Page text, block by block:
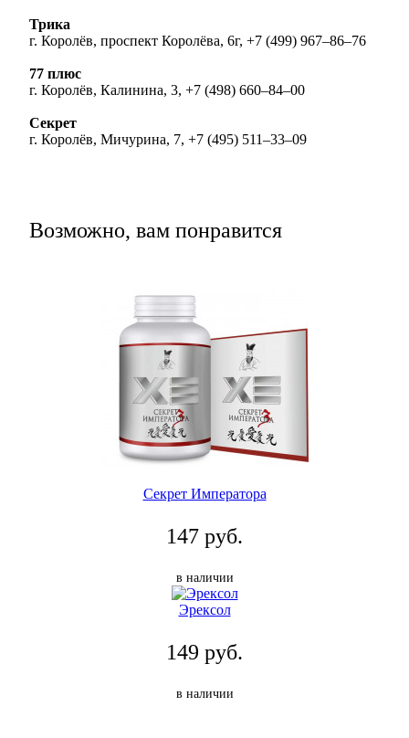
Трика
г. Королёв, проспект Королёва, 6г, +7 (499) 967‒86‒76
77 плюс
г. Королёв, Калинина, 3, +7 (498) 660‒84‒00
Секрет
г. Королёв, Мичурина, 7, +7 (495) 511‒33‒09
Возможно, вам понравится
Секрет Императора
147 руб.
в наличии
Эрексол
149 руб.
в наличии